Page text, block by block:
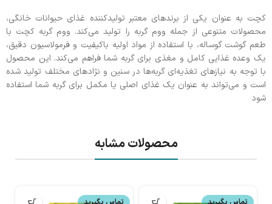
کچت به عنوان یکی از برندهای معتبر تولیدکننده غذای حیوانات خانگی،
محصولات متنوعی از جمله ووم گربه را تولید می‌کند. ووم گربه کچت با
طعم گوشت گوساله، با استفاده از مواد اولیه باکیفیت و فرمولاسیون دقیق،
یک وعده غذایی کامل و مغذی برای گربه شما فراهم می‌کند. این محصول
با توجه به نیازهای تغذیه‌ای گربه‌ها در سنین و نژادهای مختلف تولید شده
است و می‌تواند به عنوان یک غذای اصلی یا مکمل برای گربه شما استفاده
شود
محصولات مشابه